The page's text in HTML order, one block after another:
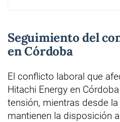
Seguimiento del
en Córdoba
El conflicto laboral que
Hitachi Energy en
tensión, mientras desde
mantienen la disposición